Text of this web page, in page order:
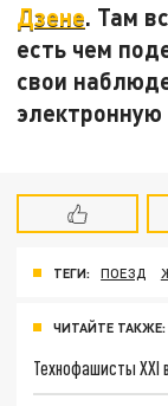
Дзене. Там
есть чем
свои
электронную
ТЕГИ: ПОЕЗД
ЧИТАЙТЕ ТАКЖЕ:
Технофашисты XXI